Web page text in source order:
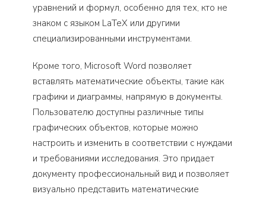
уравнений и формул, особенно для тех, кто не
знаком с языком LaTeX или другими
специализированными инструментами.
Кроме того, Microsoft Word позволяет
вставлять математические объекты, такие как
графики и диаграммы, напрямую в документы.
Пользователю доступны различные типы
графических объектов, которые можно
настроить и изменить в соответствии с нуждами
и требованиями исследования. Это придает
документу профессиональный вид и позволяет
визуально представить математические